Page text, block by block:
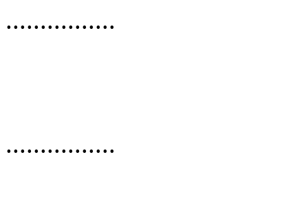
................
................